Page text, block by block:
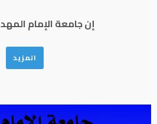
إن جامعة الإمام
المزيد